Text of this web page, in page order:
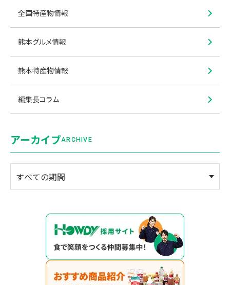
全国特産物情報
熊本グルメ情報
熊本特産物情報
編集長コラム
アーカイブARCHIVE